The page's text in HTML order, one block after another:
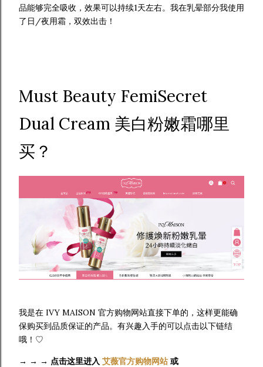
品能够完全吸收，效果可以持续1天左右。我在乳晕部分我使用
了日/夜用霜，双效出击！
Must Beauty FemiSecret
Dual Cream 美白粉嫩霜哪里
买？
我是在 IVY MAISON 官方购物网站直接下单的，这样更能确
保购买到品质保证的产品。有兴趣入手的可以点击以下链结
哦！♡
→ → → 点击这里进入 艾薇官方购物网站 或